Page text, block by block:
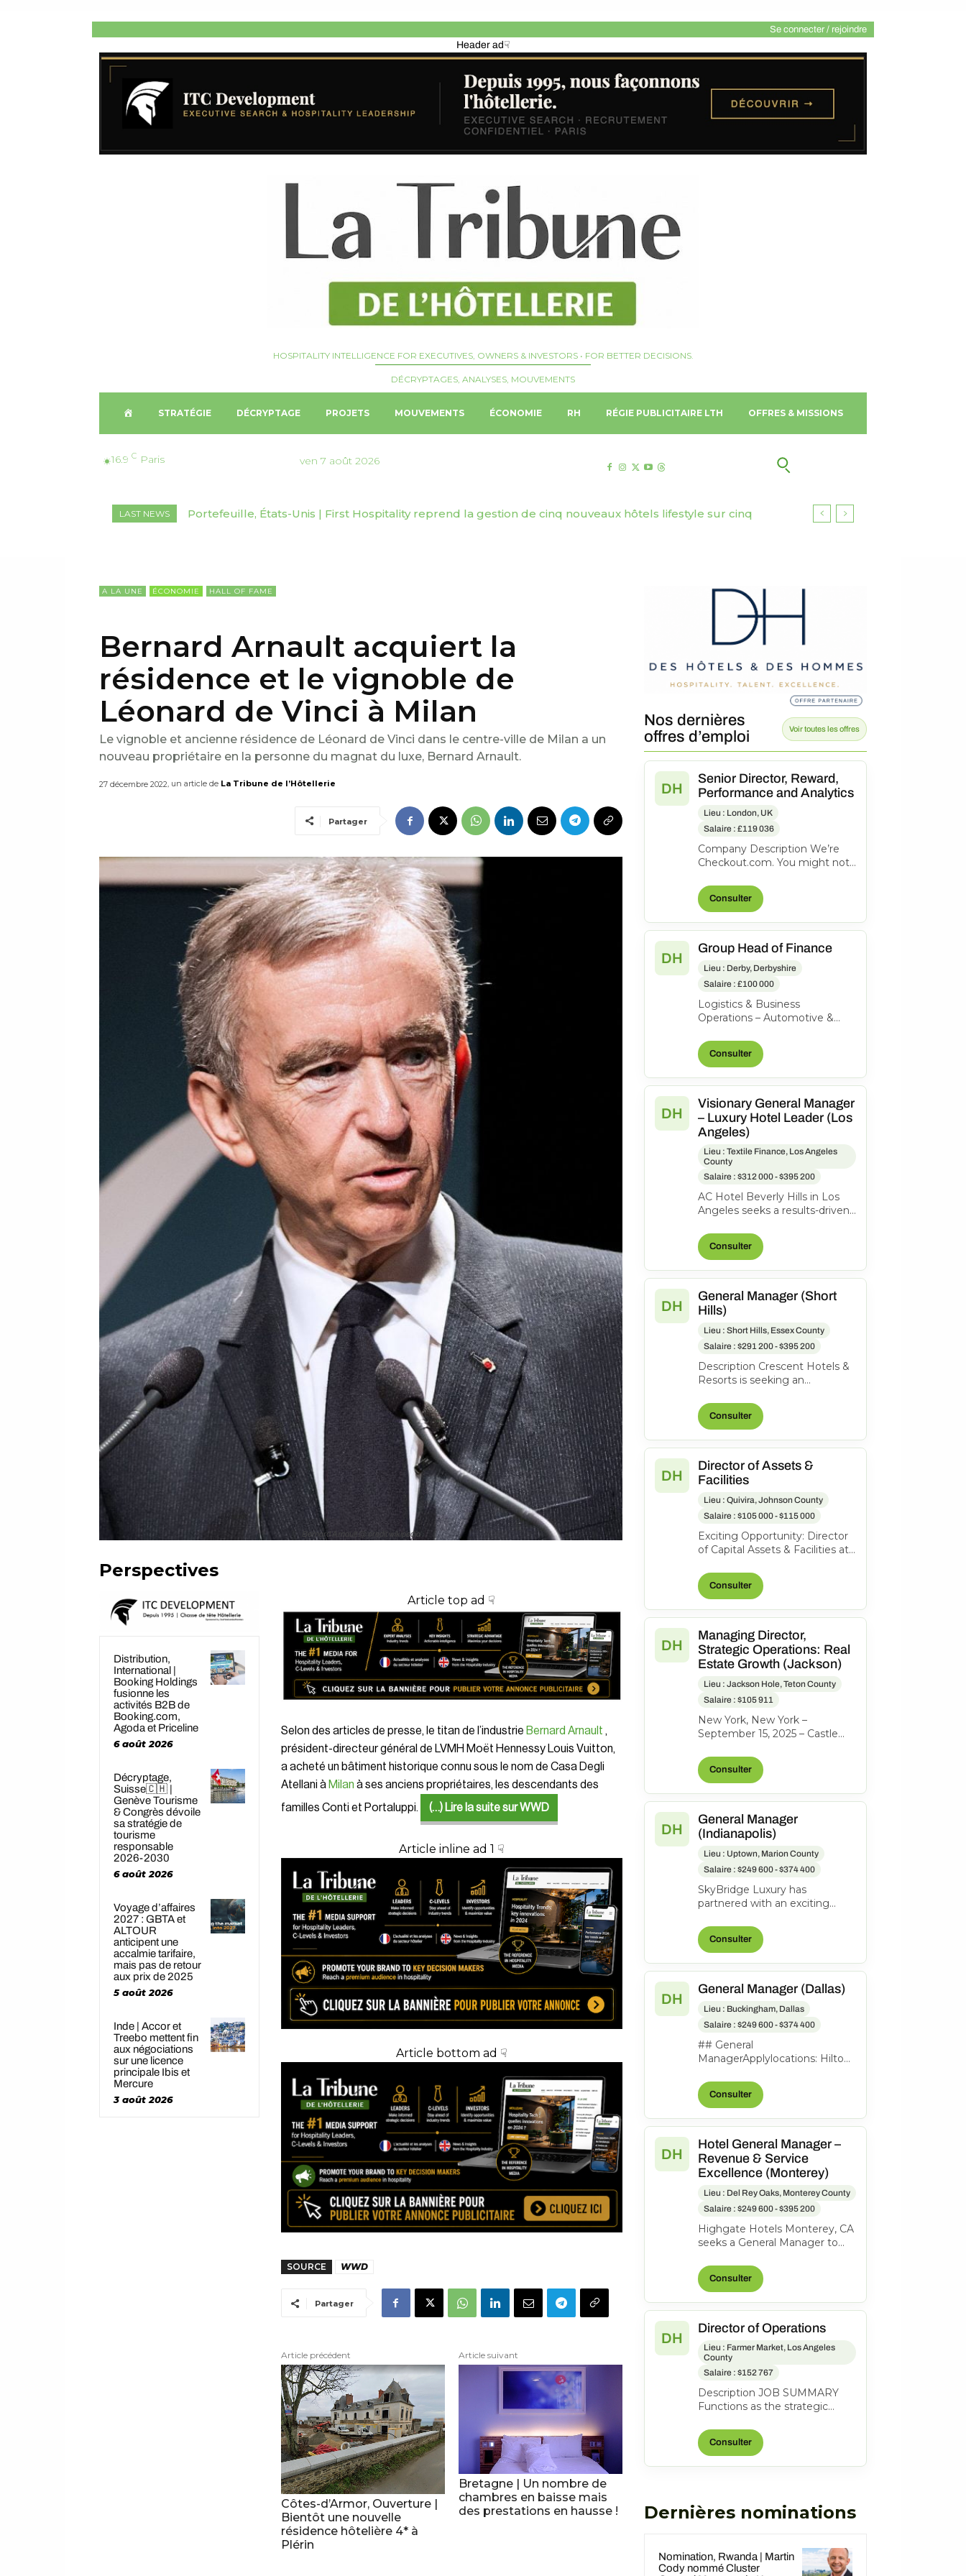
Se connecter / rejoindre
Header ad☟
HOSPITALITY INTELLIGENCE FOR EXECUTIVES, OWNERS & INVESTORS • FOR BETTER DECISIONS.
DÉCRYPTAGES, ANALYSES, MOUVEMENTS
U
I
STRATÉGIE DÉCRYPTAGE PROJETS MOUVEMENTS ÉCONOMIE RH RÉGIE PUBLICITAIRE LTH OFFRES & MISSIONS
16.9 C Paris ven 7 août 2026
LAST NEWS
Portefeuille, États-Unis | First Hospitality reprend la gestion de cinq nouveaux hôtels lifestyle sur cinq
Décryptage, Suisse🇨🇭 | Genève Tourisme & Congrès dévoile sa stratégie de tourisme responsable
A LA UNE ÉCONOMIE HALL OF FAME
Bernard Arnault acquiert la
résidence et le vignoble de
Léonard de Vinci à Milan
Le vignoble et ancienne résidence de Léonard de Vinci dans le centre-ville de Milan a un
nouveau propriétaire en la personne du magnat du luxe, Bernard Arnault.
27 décembre 2022, un article de La Tribune de l’Hôtellerie
Partager
Bernard Arnault @ credit wikipedia
Perspectives
Distribution,
International |
Booking Holdings
fusionne les
activités B2B de
Booking.com,
Agoda et Priceline
6 août 2026
Décryptage,
Suisse🇨🇭 |
Genève Tourisme
& Congrès dévoile
sa stratégie de
tourisme
responsable
2026-2030
6 août 2026
Voyage d’affaires
2027 : GBTA et
ALTOUR
anticipent une
accalmie tarifaire,
mais pas de retour
aux prix de 2025
5 août 2026
Inde | Accor et
Treebo mettent fin
aux négociations
sur une licence
principale Ibis et
Mercure
3 août 2026
Article top ad ☟
Selon des articles de presse, le titan de l’industrie Bernard Arnault ,
président-directeur général de LVMH Moët Hennessy Louis Vuitton,
a acheté un bâtiment historique connu sous le nom de Casa Degli
Atellani à Milan à ses anciens propriétaires, les descendants des
familles Conti et Portaluppi.
(…) Lire la suite sur WWD
Article inline ad 1 ☟
Article bottom ad ☟
SOURCE WWD
Partager
Article précédent
Côtes-d’Armor, Ouverture |
Bientôt une nouvelle
résidence hôtelière 4* à
Plérin
Article suivant
Bretagne | Un nombre de
chambres en baisse mais
des prestations en hausse !
Nos dernières
offres d’emploi
Voir toutes les offres
DH
Senior Director, Reward,
Performance and Analytics
Lieu : London, UK
Salaire : £119 036
Company Description We’re
Checkout.com. You might not
companies like eBay, Spotify,
Klarna, Uber,...
Consulter
DH
Group Head of Finance
Lieu : Derby, Derbyshire
Salaire : £100 000
Logistics & Business
Operations – Automotive &
Product | Private Equity-
Backed Our client is a...
Consulter
DH
Visionary General Manager
– Luxury Hotel Leader (Los
Angeles)
Lieu : Textile Finance, Los Angeles
County
Salaire : $312 000 - $395 200
AC Hotel Beverly Hills in Los
Angeles seeks a results-driven
200-room lifestyle hotel and...
Consulter
DH
General Manager (Short
Hills)
Lieu : Short Hills, Essex County
Salaire : $291 200 - $395 200
Description Crescent Hotels &
Resorts is seeking an
to lead the Hilton Short Hills. At
Cr...Consulter
DH
Director of Assets &
Facilities
Lieu : Quivira, Johnson County
Salaire : $105 000 - $115 000
Exciting Opportunity: Director
of Capital Assets & Facilities at
Consulting, Inc. About the
role...Consulter
DH
Managing Director,
Strategic Operations: Real
Estate Growth (Jackson)
Lieu : Jackson Hole, Teton County
Salaire : $105 911
New York, New York –
September 15, 2025 – Castle
or “CPH”), the investment firm
behind...
Consulter
DH
General Manager
(Indianapolis)
Lieu : Uptown, Marion County
Salaire : $249 600 - $374 400
SkyBridge Luxury has
partnered with an exciting
exceptional General Manager
to lead th...
Consulter
DH
General Manager (Dallas)
Lieu : Buckingham, Dallas
Salaire : $249 600 - $374 400
## General
ManagerApplylocations: Hilton
Downtowntime type: Full
timeposted on: Posted
Consulter
DH
Hotel General Manager –
Revenue & Service
Excellence (Monterey)
Lieu : Del Rey Oaks, Monterey County
Salaire : $249 600 - $395 200
Highgate Hotels Monterey, CA
seeks a General Manager to
profitability through revenue
grow...
Consulter
DH
Director of Operations
Lieu : Farmer Market, Los Angeles
County
Salaire : $152 767
Description JOB SUMMARY
Functions as the strategic
property's Hotel Operations.
Areas of respo...
Consulter
Dernières nominations
Nomination, Rwanda | Martin
Cody nommé Cluster